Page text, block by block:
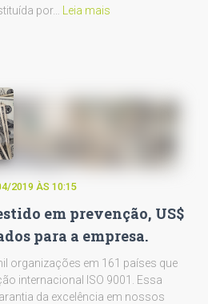
por… Leia mais
2019 ÀS 10:15
em prevenção, US$
para a empresa.
organizações em 161 países que
internacional ISO 9001. Essa
da excelência em nossos